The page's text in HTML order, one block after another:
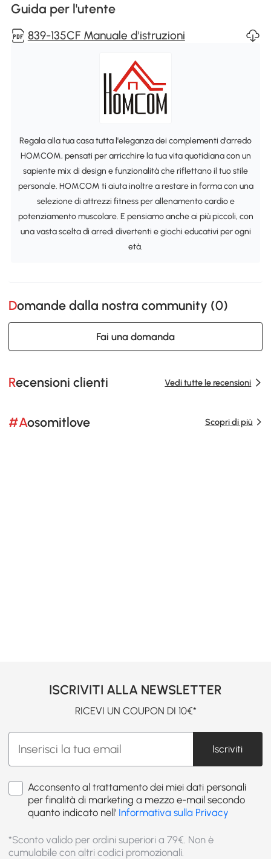
Guida per l'utente
839-135CF Manuale d'istruzioni
Regala alla tua casa tutta l'eleganza dei complementi d'arredo
HOMCOM, pensati per arricchire la tua vita quotidiana con un
sapiente mix di design e funzionalità che riflettano il tuo stile
personale. HOMCOM ti aiuta inoltre a restare in forma con una
selezione di attrezzi fitness per allenamento cardio e
potenziamento muscolare. E pensiamo anche ai più piccoli, con
una vasta scelta di arredi divertenti e giochi educativi per ogni
età.
Domande dalla nostra community (0)
Fai una domanda
Recensioni clienti Vedi tutte le recensioni
#Aosomitlove Scopri di più
ISCRIVITI ALLA NEWSLETTER
RICEVI UN COUPON DI 10€*
Iscriviti
Acconsento al trattamento dei miei dati personali
per finalità di marketing a mezzo e-mail secondo
quanto indicato nell' Informativa sulla Privacy
*Sconto valido per ordini superiori a 79€. Non è
cumulabile con altri codici promozionali.